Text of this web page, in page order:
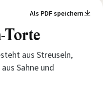
Als PDF speichern
aus Streuseln,
Sahne und